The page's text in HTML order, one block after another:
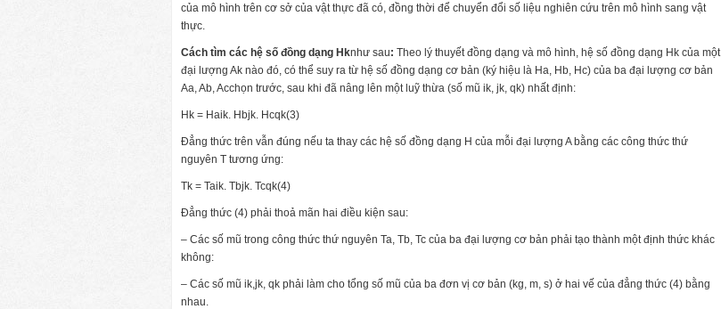
của mô hình trên cơ sở của vật thực đã có, đồng thời để chuyển đổi số liệu nghiên cứu trên mô hình sang vật
thực.
Cách tìm các hệ số đồng dạng Hknhư sau: Theo lý thuyết đồng dạng và mô hình, hệ số đồng dạng Hk của một
đại lượng Ak nào đó, có thể suy ra từ hệ số đồng dạng cơ bản (ký hiệu là Ha, Hb, Hc) của ba đại lượng cơ bản
Aa, Ab, Acchọn trước, sau khi đã nâng lên một luỹ thừa (số mũ ik, jk, qk) nhất định:
Hk = Haik. Hbjk. Hcqk(3)
Đẳng thức trên vẫn đúng nếu ta thay các hệ số đồng dạng H của mỗi đại lượng A bằng các công thức thứ
nguyên T tương ứng:
Tk = Taik. Tbjk. Tcqk(4)
Đẳng thức (4) phải thoả mãn hai điều kiện sau:
– Các số mũ trong công thức thứ nguyên Ta, Tb, Tc của ba đại lượng cơ bản phải tạo thành một định thức khác
không:
– Các số mũ ik,jk, qk phải làm cho tổng số mũ của ba đơn vị cơ bản (kg, m, s) ở hai vế của đẳng thức (4) bằng
nhau.